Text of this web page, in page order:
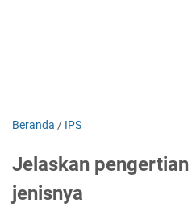
Beranda / IPS
Jelaskan
jenisnya